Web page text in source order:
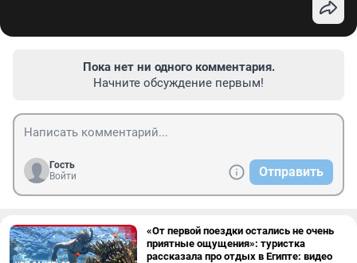
Пока нет ни одного комментария.
Начните обсуждение первым!
Гость
Войти
Отправить
«От первой поездки остались не очень
приятные ощущения»: туристка
рассказала про отдых в Египте: видео